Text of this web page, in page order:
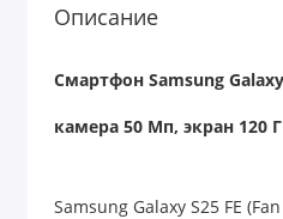
Описание
Смартфон Samsung Galaxy
камера 50 Мп, экран 120
Samsung Galaxy S25 FE